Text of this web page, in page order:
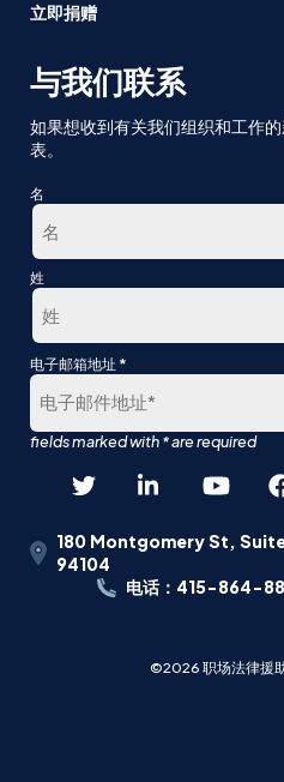
立即捐赠
与我们联系
如果想收到有关我们组织和工作
表。
名
第
一
姓
最
后
电子邮箱地址 *
180 Montgomery St,
94104
电话：415-864-
©2026 职场法律援